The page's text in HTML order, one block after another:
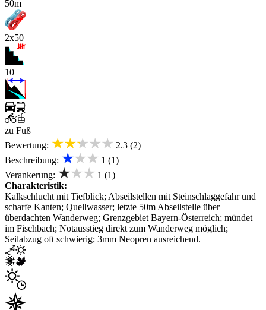
50m
2x50
10
zu Fuß
Bewertung: ★★★★★ 2.3 (2)
Beschreibung: ★★★ 1 (1)
Verankerung: ★★★ 1 (1)
Charakteristik:
Kalkschlucht mit Tiefblick; Abseilstellen mit Steinschlaggefahr und
scharfe Kanten; Quellwasser; letzte 50m Abseilstelle über
überdachten Wanderweg; Grenzgebiet Bayern-Österreich; mündet
im Fischbach; Notausstieg direkt zum Wanderweg möglich;
Seilabzug oft schwierig; 3mm Neopren ausreichend.